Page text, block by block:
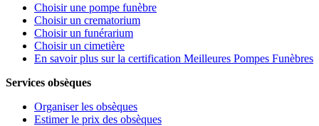
Choisir une pompe funèbre
Choisir un crematorium
Choisir un funérarium
Choisir un cimetière
En savoir plus sur la certification Meilleures Pompes Funèbres
Services obsèques
Organiser les obsèques
Estimer le prix des obsèques